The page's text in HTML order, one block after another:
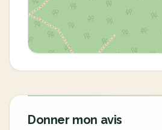
Donner mon avis